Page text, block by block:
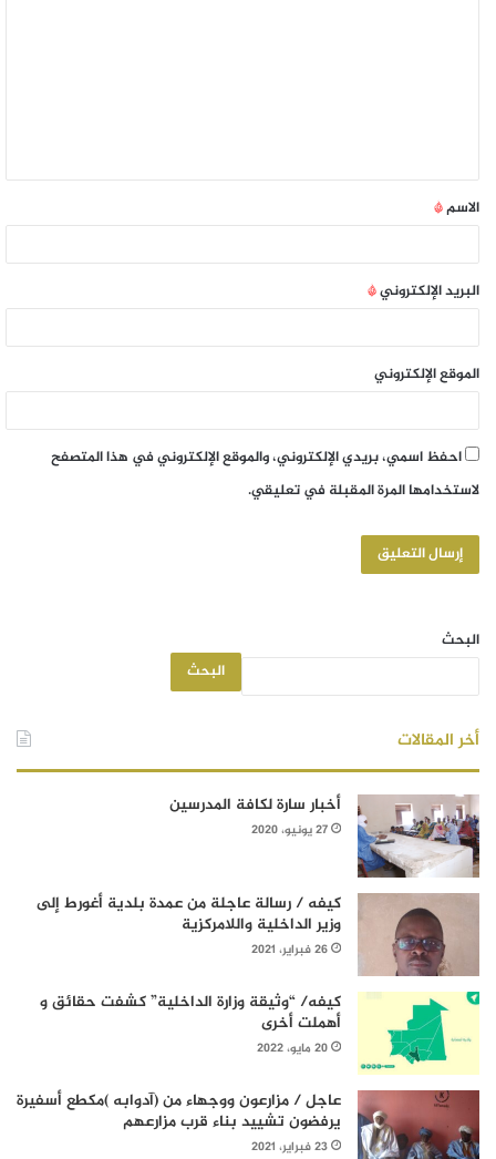
الاسم*
البريد الإلكتروني*
الموقع الإلكتروني
احفظ اسمي، بريدي الإلكتروني، والموقع الإلكتروني في هذا المتصفح
لاستخدامها المرة المقبلة في تعليقي.
البحث
البحث
أخر المقالات
أخبار سارة لكافة المدرسين
27 يونيو، 2020
كيفه / رسالة عاجلة من عمدة بلدية أغورط إلى
وزير الداخلية واللامركزية
26 فبراير، 2021
كيفه/ “وثيقة وزارة الداخلية” كشفت حقائق و
أهملت أخرى
20 مايو، 2022
عاجل / مزارعون ووجهاء من (آدوابه )مكطع أسفيرة
يرفضون تشييد بناء قرب مزارعهم
23 فبراير، 2021